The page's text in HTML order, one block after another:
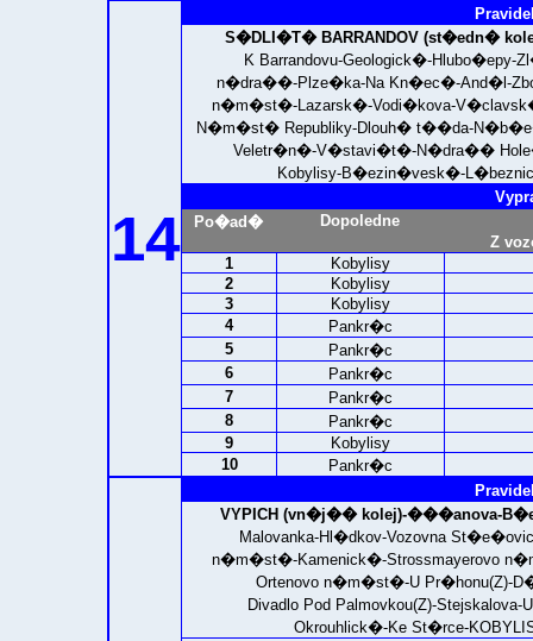
14
S�DLI�T� BARRANDOV (st�edn�
K Barrandovu-Geologick�-
n�dra��-Plze�ka-Na Kn�ec�-And�l-
n�m�st�-Lazarsk�-Vodi�kova-
N�m�st� Republiky-Dlouh� t��da-
Veletr�n�-V�stavi�t�-N�dra��
Kobylisy-B�ezin�vesk�-
Po�ad�
Dopoledne
Z
1
Kobylisy
2
Kobylisy
3
Kobylisy
4
Pankr�c
5
Pankr�c
6
Pankr�c
7
Pankr�c
8
Pankr�c
9
Kobylisy
10
Pankr�c
VYPICH (vn�j�� kolej)-���anova-
Malovanka-Hl�dkov-Vozovna
n�m�st�-Kamenick�-Strossmayerovo
Ortenovo n�m�st�-U Pr�honu(Z)-
Divadlo Pod Palmovkou(Z)-
Okrouhlick�-Ke St�rce-